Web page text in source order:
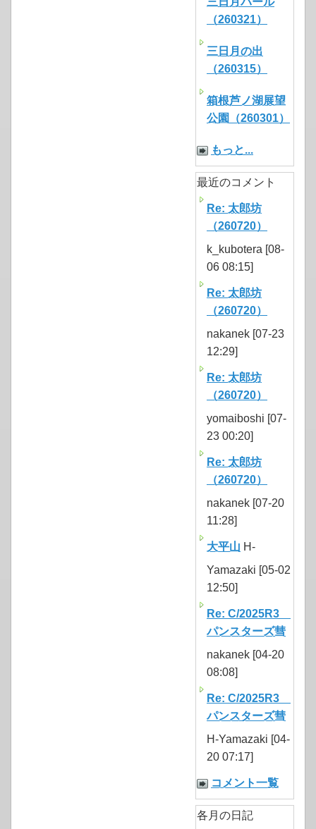
（260321）
三日月の出
（260315）
箱根芦ノ湖展望
公園（260301）
もっと...
最近のコメント
Re: 太郎坊
（260720）
k_kubotera [08-
06 08:15]
Re: 太郎坊
（260720）
nakanek [07-23
12:29]
Re: 太郎坊
（260720）
yomaiboshi [07-
23 00:20]
Re: 太郎坊
（260720）
nakanek [07-20
11:28]
大平山 H-
Yamazaki [05-02
12:50]
Re: C/2025R3
パンスターズ彗
nakanek [04-20
08:08]
Re: C/2025R3
パンスターズ彗
H-Yamazaki [04-
20 07:17]
コメント一覧
各月の日記